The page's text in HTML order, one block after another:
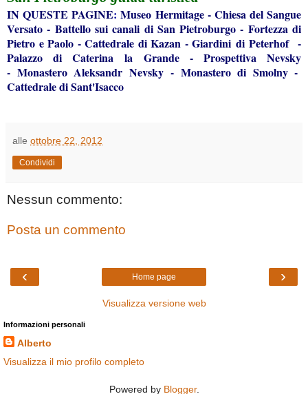
IN QUESTE PAGINE: Museo Hermitage-Chiesa del Sangue
Versato - Battello sui canali di San Pietroburgo - Fortezza di
Pietro e Paolo - Cattedrale di Kazan - Giardini di Peterhof-
Palazzo di Caterina la Grande - Prospettiva Nevsky
-Monastero Aleksandr Nevsky-Monastero di Smolny-
Cattedrale di Sant'Isacco
alle ottobre 22, 2012
Condividi
Nessun commento:
Posta un commento
‹ ›
Home page
Visualizza versione web
Informazioni personali
Alberto
Visualizza il mio profilo completo
Powered by Blogger.